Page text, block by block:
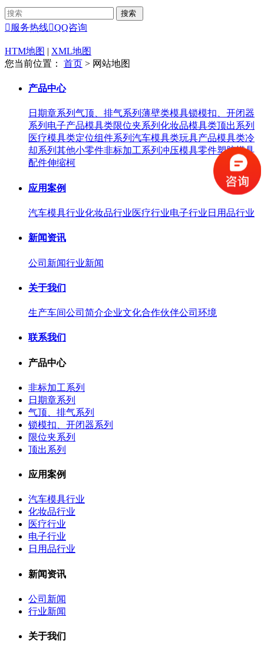
 服务热线QQ咨询
HTM地图 | XML地图
您当前位置： 首页 > 网站地图
产品中心
日期章系列 气顶、排气系列 薄壁类模具锁模扣、开闭器
系列 电子产品模具类限位夹系列 化妆品模具类顶出系列
医疗模具类定位组件系列 汽车模具类玩具产品模具类冷
却系列 其他小零件非标加工系列 冲压模具零件塑胶模具
配件伸缩柯
应用案例
汽车模具行业化妆品行业医疗行业电子行业 日用品行业
新闻资讯
公司新闻行业新闻
关于我们
生产车间公司简介企业文化合作伙伴公司环境
联系我们
产品中心
非标加工系列
日期章系列
气顶、排气系列
锁模扣、开闭器系列
限位夹系列
顶出系列
应用案例
汽车模具行业
化妆品行业
医疗行业
电子行业
日用品行业
新闻资讯
公司新闻
行业新闻
关于我们